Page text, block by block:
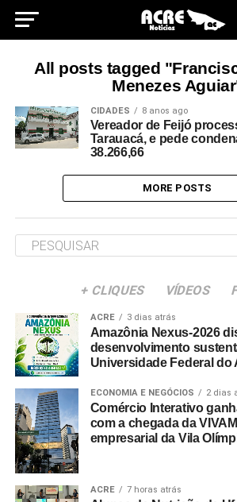
All posts tagged
Menezes
CIDADES 8 anos ago
Vereador de Feijó
Tarauacá, e pede
38.266,66
MORE POSTS
+ CLIQUES VÍDEOS
ACRE 3 dias atrás
Amazônia Nexus-2026
desenvolvimento
Universidade Federal do
ECONOMIA E NEGÓCIOS 2 dias
Comércio Interativo
com a chegada da
empresarial da Vila
ACRE 7 horas atrás